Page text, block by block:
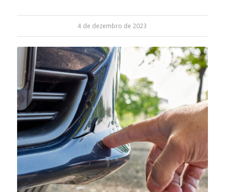
4 de dezembro de 2023